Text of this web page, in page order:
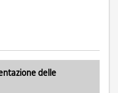
delle